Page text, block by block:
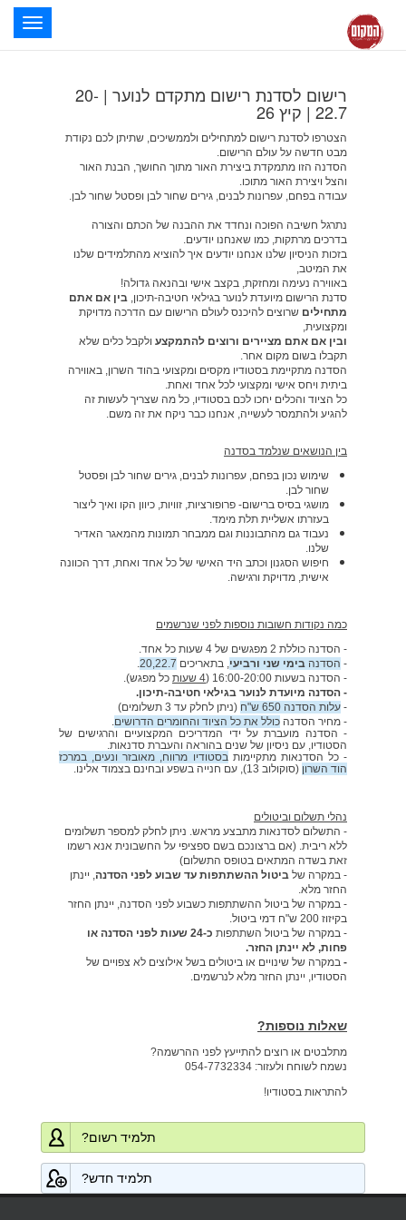
רישום לסדנת רישום מתקדם לנוער | 20-
22.7 | קיץ 26
הצטרפו לסדנת רישום למתחילים ולממשיכים, שתיתן לכם נקודת
מבט חדשה על עולם הרישום.
הסדנה הזו מתמקדת ביצירת האור מתוך החושך, הבנת האור
והצל ויצירת האור מתוכו.
עבודה בפחם, עפרונות לבנים, גירים שחור לבן ופסטל שחור לבן.
נתרגל חשיבה הפוכה ונחדד את ההבנה של הכתם והצורה
בדרכים מרתקות, כמו שאנחנו יודעים.
בזכות הניסיון שלנו אנחנו יודעים איך להוציא מהתלמידים שלנו
את המיטב,
באווירה נעימה ומחזקת, בקצב אישי ובהנאה גדולה!
סדנת הרישום מיועדת לנוער בגילאי חטיבה-תיכון, בין אם אתם
מתחילים שרוצים להיכנס לעולם הרישום עם הדרכה מדויקת
ומקצועית,
ובין אם אתם מציירים ורוצים להתמקצע ולקבל כלים שלא
תקבלו בשום מקום אחר.
הסדנה מתקיימת בסטודיו מקסים ומקצועי בהוד השרון, באווירה
ביתית ויחס אישי ומקצועי לכל אחד ואחת.
כל הציוד והכלים יחכו לכם בסטודיו, כל מה שצריך לעשות זה
להגיע ולהתמסר לעשייה, אנחנו כבר ניקח את זה משם.
בין הנושאים שנלמד בסדנה
שימוש נכון בפחם, עפרונות לבנים, גירים שחור לבן ופסטל
שחור לבן.
מושגי בסיס ברישום- פרופורציות, זוויות, כיוון הקו ואיך ליצור
בעזרתו אשליית תלת מימד.
נעבוד גם מהתבוננות וגם ממבחר תמונות מהמאגר האדיר
שלנו.
חיפוש הסגנון וכתב היד האישי של כל אחד ואחת, דרך הכוונה
אישית, מדויקת ורגישה.
כמה נקודות חשובות נוספות לפני שנרשמים
- הסדנה כוללת 2 מפגשים של 4 שעות כל אחד.
- הסדנה בימי שני ורביעי, בתאריכים 20,22.7
.
- הסדנה בשעות 16:00-20:00
(4 שעות
כל מפגש).
- הסדנה מיועדת לנוער בגילאי חטיבה-תיכון.
- עלות הסדנה 650 ש"ח
(ניתן לחלק עד 3 תשלומים)
- מחיר הסדנה כולל את כל הציוד והחומרים הדרושים.
- הסדנה מועברת על ידי המדריכים המקצועיים והרגישים של
הסטודיו, עם ניסיון של שנים בהוראה והעברת סדנאות.
- כל הסדנאות מתקיימותבסטודיו מרווח, מאובזר ונעים, במרכז
הוד השרון (סוקולוב 13), עם חנייה בשפע ובחינם בצמוד אלינו.
נהלי תשלום וביטולים
- התשלום לסדנאות מתבצע מראש. ניתן לחלק למספר תשלומים
ללא ריבית. (אם ברצונכם בשם ספציפי על החשבונית אנא רשמו
זאת בשדה המתאים בטופס התשלום)
- במקרה של ביטול ההשתתפות עד שבוע לפני הסדנה, יינתן
החזר מלא.
- במקרה של ביטול ההשתתפות כשבוע לפני הסדנה, יינתן החזר
בקיזוז 200 ש"ח דמי ביטול.
- במקרה של ביטול השתתפות
כ-24 שעות לפני הסדנה או
פחות, לא יינתן החזר.
- במקרה של שינויים או ביטולים בשל אילוצים לא צפויים של
הסטודיו, יינתן החזר מלא לנרשמים.
שאלות נוספות?
מתלבטים או רוצים להתייעץ לפני ההרשמה?
נשמח לשוחח ולעזור: 054-7732334
להתראות בסטודיו!
תלמיד רשום?
תלמיד חדש?